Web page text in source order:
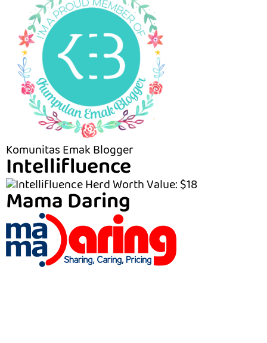
Komunitas Emak Blogger
Intellifluence
Mama Daring